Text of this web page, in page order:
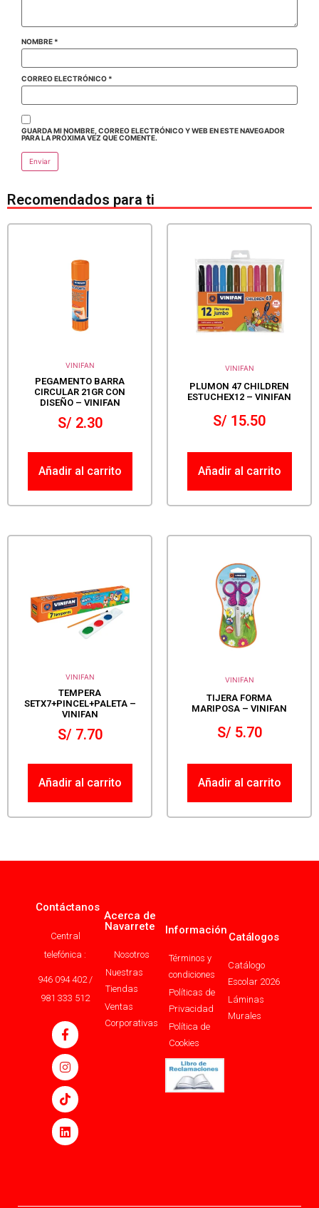
NOMBRE *
CORREO ELECTRÓNICO *
GUARDA MI NOMBRE, CORREO ELECTRÓNICO Y WEB EN ESTE NAVEGADOR
PARA LA PRÓXIMA VEZ QUE COMENTE.
Recomendados para ti
VINIFAN
PEGAMENTO BARRA
CIRCULAR 21GR CON
DISEÑO – VINIFAN
S/2.30
Añadir al carrito
VINIFAN
PLUMON 47 CHILDREN
ESTUCHEX12 – VINIFAN
S/ 15.50
Añadir al carrito
VINIFAN
TEMPERA
SETX7+PINCEL+PALETA –
VINIFAN
S/7.70
Añadir al carrito
VINIFAN
TIJERA FORMA
MARIPOSA – VINIFAN
S/5.70
Añadir al carrito
Contáctanos
Central
telefónica :
946 094 402 /
981 333 512
Acerca de
Navarrete
Nosotros
Nuestras
Tiendas
Ventas
Corporativas
Información
Términos y
condiciones
Políticas de
Privacidad
Política de
Cookies
Catálogos
Catálogo
Escolar 2026
Láminas
Murales